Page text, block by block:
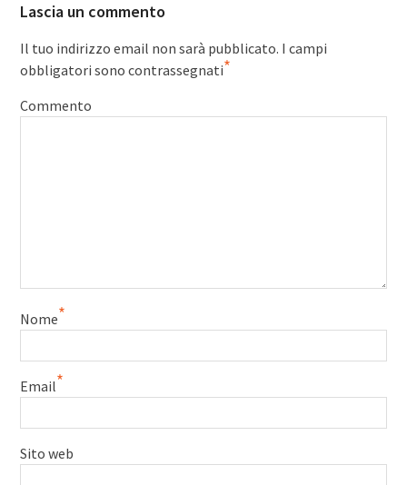
Lascia un commento
Il tuo indirizzo email non sarà pubblicato. I campi
obbligatori sono contrassegnati*
Commento
Nome*
Email*
Sito web